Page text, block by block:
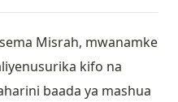
Misrah, mwanamke
kifo na
baada ya mashua